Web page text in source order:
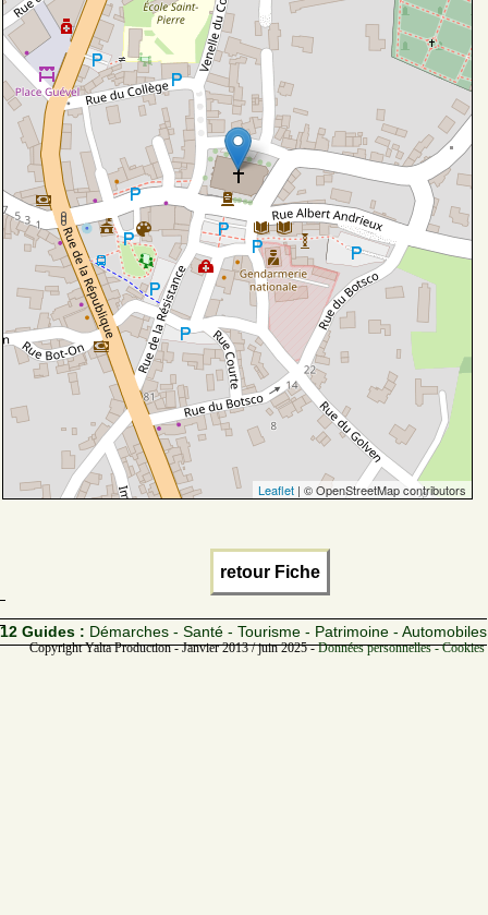
Leaflet | © OpenStreetMap contributors
retour Fiche
12 Guides : Démarches - Santé - Tourisme - Patrimoine - Automobiles
Copyright Yalta Production - Janvier 2013 / juin 2025 -Données personnelles -